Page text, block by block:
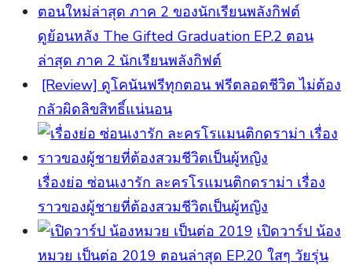
ดูย้อนหลัง The Gifted Graduation EP.2 ตอน
ล่าสุด ภาค 2 นักเรียนพลังกิฟต์
[Review] ดูโคนันฟรีทุกตอน ฟรีตลอดชีวิต ไม่ต้อง
กลัวผิดลิขสิทธิ์แน่นอน
เรื่องย่อ ซ่อนเงารัก ละครโรแมนติกดราม่า เรื่อง
ราวของผู้ชายที่ต้องสวมชีวิตเป็นผู้หญิง
เปิดวาร์ป น้อง
หมวย เป็นต่อ 2019 ตอนล่าสุด EP.20 ใสๆ วัยรุ่น